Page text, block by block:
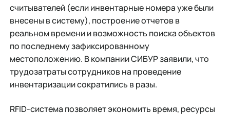
считывателей (если инвентарные номера уже были
внесены в систему), построение отчетов в
реальном времени и возможность поиска объектов
по последнему зафиксированному
местоположению. В компании СИБУР заявили, что
трудозатраты сотрудников на проведение
инвентаризации сократились в разы.
RFID-система позволяет экономить время, ресурсы